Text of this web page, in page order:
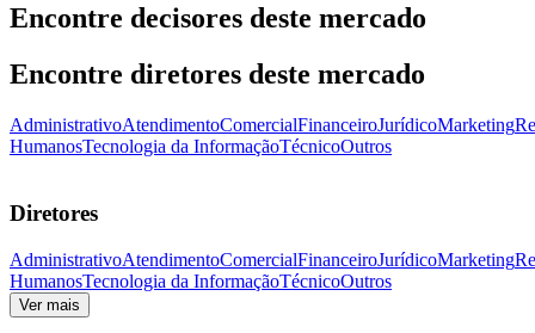
Encontre decisores deste mercado
Encontre diretores deste mercado
AdministrativoAtendimentoComercialFinanceiroJurídicoMarketing
HumanosTecnologia da InformaçãoTécnicoOutros
Diretores
AdministrativoAtendimentoComercialFinanceiroJurídicoMarketing
HumanosTecnologia da InformaçãoTécnicoOutros
Ver mais